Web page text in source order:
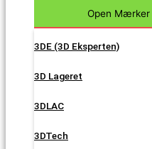
Open Mærker
3DE (3D Eksperten)
3D Lageret
3DLAC
3DTech